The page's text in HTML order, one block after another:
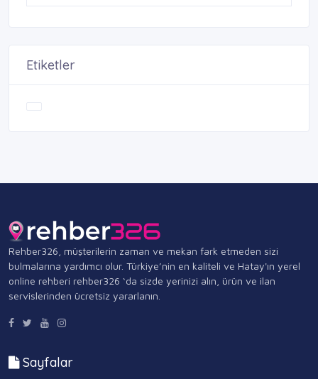
Etiketler
Rehber326, müşterilerin zaman ve mekan fark etmeden sizi
bulmalarına yardımcı olur. Türkiye’nin en kaliteli ve Hatay'ın yerel
online rehberi rehber326 ‘da sizde yerinizi alın, ürün ve ilan
servislerinden ücretsiz yararlanın.
Sayfalar